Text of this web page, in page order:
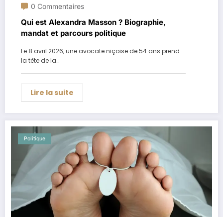
0 Commentaires
Qui est Alexandra Masson ? Biographie,
mandat et parcours politique
Le 8 avril 2026, une avocate niçoise de 54 ans prend
la tête de la…
Lire la suite
Politique